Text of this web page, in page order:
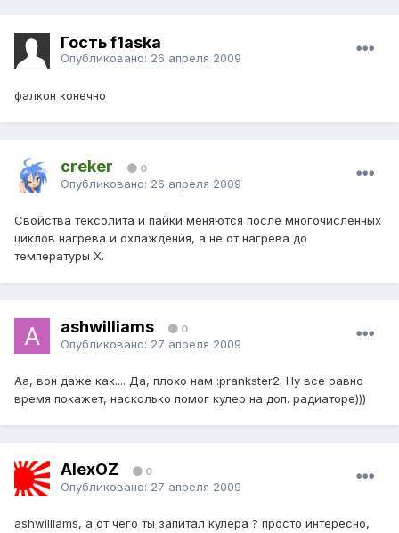
Гость f1aska
Опубликовано: 26 апреля 2009
фалкон конечно
creker 0
Опубликовано: 26 апреля 2009
Свойства тексолита и пайки меняются после многочисленных
циклов нагрева и охлаждения, а не от нагрева до
температуры X.
ashwilliams 0
Опубликовано: 27 апреля 2009
Аа, вон даже как.... Да, плохо нам :prankster2: Ну все равно
время покажет, насколько помог кулер на доп. радиаторе)))
AlexOZ 0
Опубликовано: 27 апреля 2009
ashwilliams, а от чего ты запитал кулера ? просто интересно,